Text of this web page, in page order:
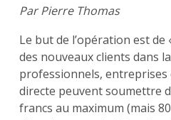
Par Pierre Thomas
Le but de l’opération est
des nouveaux clients dans
professionnels, entreprises
directe peuvent soumettre
francs au maximum (mais